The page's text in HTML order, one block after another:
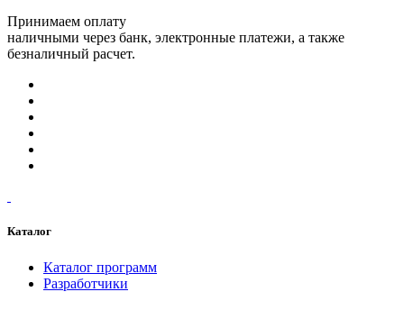
Принимаем оплату
наличными через банк, электронные платежи, а также
безналичный расчет.
Каталог
Каталог программ
Разработчики